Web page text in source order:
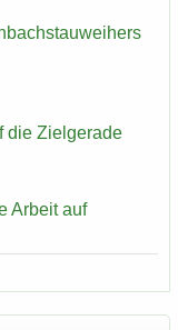
die Ziel­ge­ra­de
Ar­beit auf